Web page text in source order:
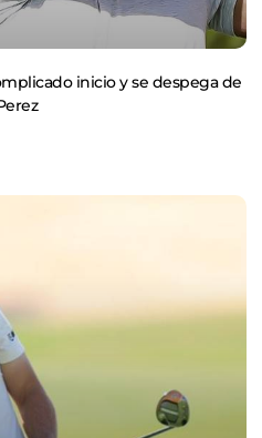
inicio y se despega de